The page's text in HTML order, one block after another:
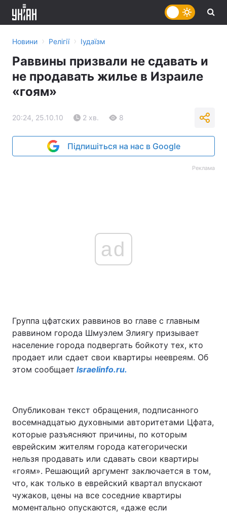
Головна Війна
Новини › Релігії › Іудаїзм
Раввины призвали не сдавать и
не продавать жилье в Израиле
«гоям»
20:24, 25.10.10 2 хв. 8
Підпишіться на нас в Google
Реклама
ad
Группа цфатских раввинов во главе с главным
раввином города Шмуэлем Элиягу призывает
население города подвергать бойкоту тех, кто
продает или сдает свои квартиры неевреям. Об
этом сообщает Israelinfo.ru.
Опубликован текст обращения, подписанного
восемнадцатью духовными авторитетами Цфата,
которые разъясняют причины, по которым
еврейским жителям города категорически
нельзя продавать или сдавать свои квартиры
«гоям». Решающий аргумент заключается в том,
что, как только в еврейский квартал впускают
чужаков, цены на все соседние квартиры
моментально опускаются, «даже если